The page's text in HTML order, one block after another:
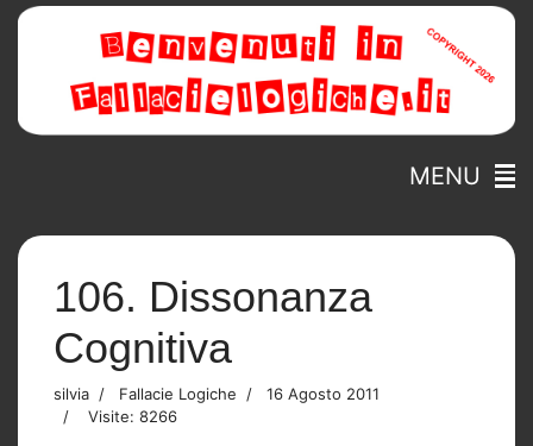
MENU
106. Dissonanza
Cognitiva
silvia Fallacie Logiche
16 Agosto 2011
Visite: 8266